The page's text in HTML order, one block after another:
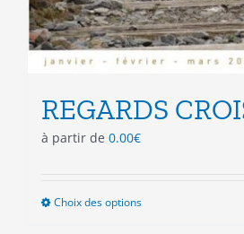
REGARDS
à partir de 0.00€
Choix des optionsCe